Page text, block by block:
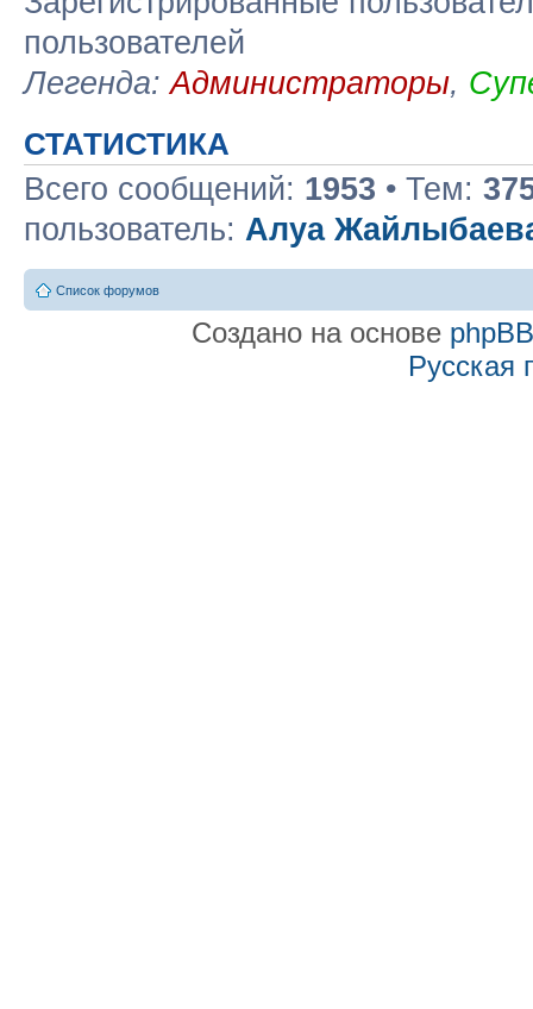
пользователей
Легенда:Администраторы,
СТАТИСТИКА
Всего сообщений: 1953 • Тем:
пользователь: Алуа
Список форумов
Создано на основе phpBB
Русская